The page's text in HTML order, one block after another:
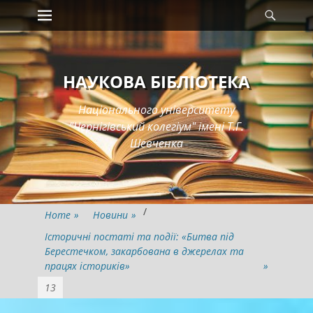
Skip
to
content
Primary Menu
НАУКОВА БІБЛІОТЕКА
Національного університету
"Чернігівський колегіум" імені Т.Г.
Шевченка
Home » Новини » /
Історичні постаті та події: «Битва під
Берестечком, закарбована в джерелах та
працях істориків»
»
13